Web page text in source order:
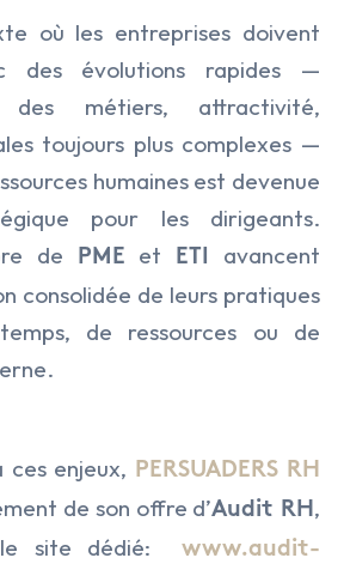
où les entreprises doivent
des évolutions rapides —
des métiers, attractivité,
toujours plus complexes —
humaines est devenue
pour les dirigeants.
de
PME et ETI
avancent
consolidée de leurs pratiques
de ressources ou de
ces enjeux, PERSUADERS RH
de son offre d’Audit RH,
site dédié:
www.audit-
Présentation
NOS EXPERTISES
Audit & Conseil RH
NOS DOMAINES